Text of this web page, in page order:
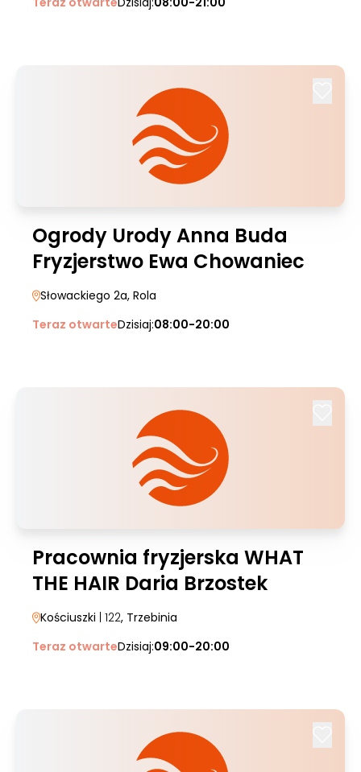
Ogrody Urody Anna Buda
Fryzjerstwo Ewa Chowaniec
Słowackiego 2a, Rola
Teraz otwarteDzisiaj:08:00-20:00
Pracownia fryzjerska WHAT
THE HAIR Daria Brzostek
Kościuszki | 122, Trzebinia
Teraz otwarteDzisiaj:09:00-20:00